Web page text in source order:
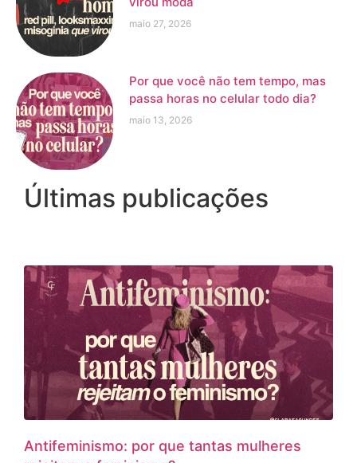
maio 27, 2026
Por que você não tem tempo, mas
passa horas no celular todo dia?
maio 13, 2026
Últimas publicações
Antifeminismo: por que tantas mulheres